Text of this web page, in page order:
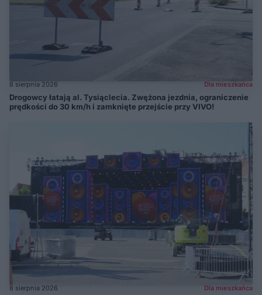
8 sierpnia 2026 Dla mieszkańca
Drogowcy łatają al. Tysiąclecia. Zwężona jezdnia, ograniczenie
prędkości do 30 km/h i zamknięte przejście przy VIVO!
8 sierpnia 2026 Dla mieszkańca